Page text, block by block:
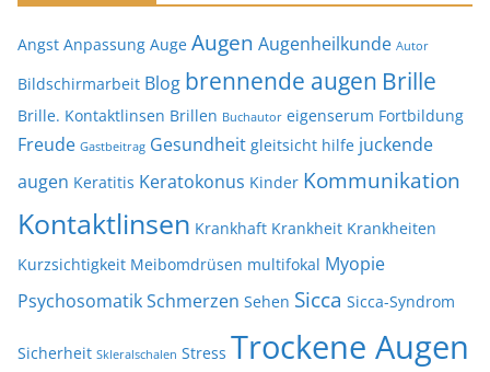
Angst Anpassung Auge Augen Augenheilkunde Autor
Bildschirmarbeit Blog brennende augen Brille
Brille. Kontaktlinsen Brillen Buchautor eigenserum Fortbildung
Freude Gastbeitrag Gesundheit gleitsicht hilfe juckende
augen Keratitis Keratokonus Kinder Kommunikation
Kontaktlinsen Krankhaft Krankheit Krankheiten
Kurzsichtigkeit Meibomdrüsen multifokal Myopie
PsychosomatikSchmerzen Sehen Sicca Sicca-Syndrom
Sicherheit Skleralschalen Stress Trockene Augen